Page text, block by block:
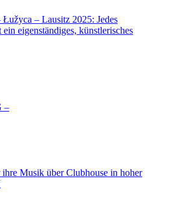
– Lausitz 2025: Jedes
eigenständiges, künstlerisches
–
Musik über Clubhouse in hoher